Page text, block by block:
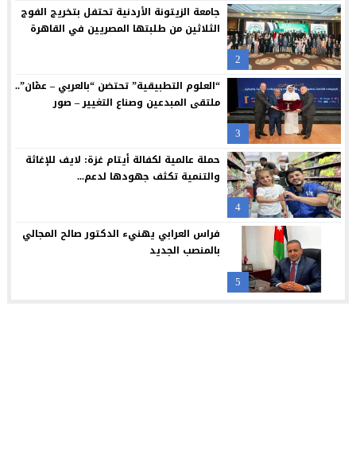
12:18 البنك الأردني الكويتي يوقع اتفاقية تعاون مع الشركة الأردنية
12:13 مجابهة الاحتيال الإلكتروني مسؤولية مشتركة
12:10 بنك صفوة الإسلامي يجدد شراكته مع تكية أم علي ويواصل دعمه
2
جامعة الزيتونة الأردنية تحتفل بتخريج الفوج
الثلاثين من طلبتها المصريين في القاهرة
3
“العلوم التطبيقية” تحتضن “بالعربي – عمّان”..
ملتقى المبدعين وصناع التغيير – صور
4
حملة عالمية لكفالة أيتام غزة: لايف للإغاثة
والتنمية تكثف جهودها لدعم...
5
فراس العرابي يهنيء الدكتور صالح المجالي
بالمنصب الجديد